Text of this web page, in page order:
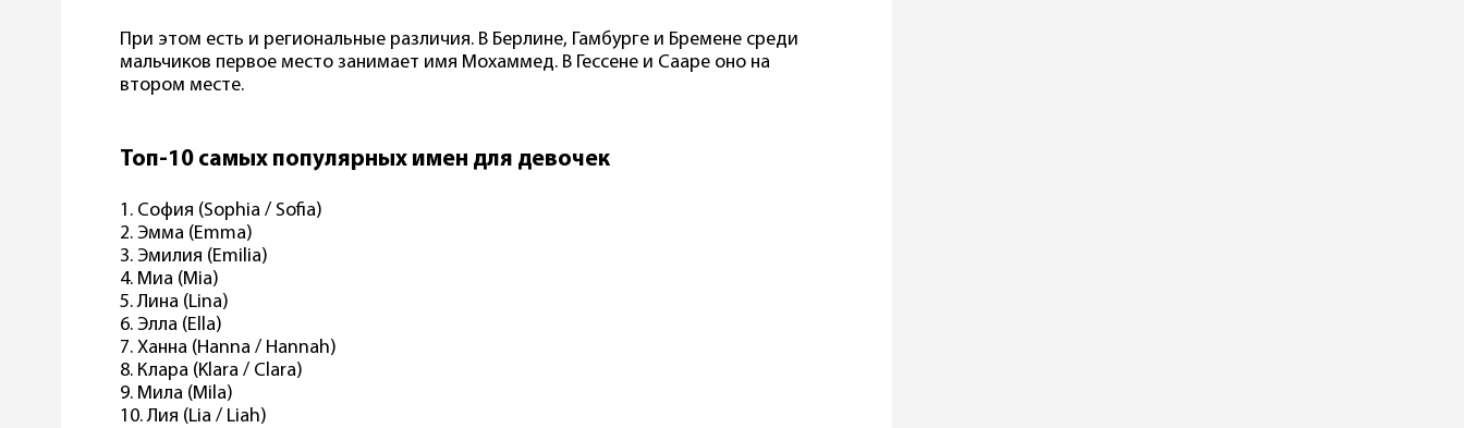
При этом есть и региональные различия. В Берлине, Гамбурге и Бремене среди
мальчиков первое место занимает имя Мохаммед. В Гессене и Сааре оно на
втором месте.
Топ-10 самых популярных имен для девочек
1. София (Sophia / Sofia)
2. Эмма (Emma)
3. Эмилия (Emilia)
4. Миа (Mia)
5. Лина (Lina)
6. Элла (Ella)
7. Ханна (Hanna / Hannah)
8. Клара (Klara / Clara)
9. Мила (Mila)
10. Лия (Lia / Liah)